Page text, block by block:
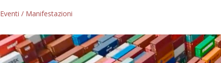
Eventi / Manifestazioni